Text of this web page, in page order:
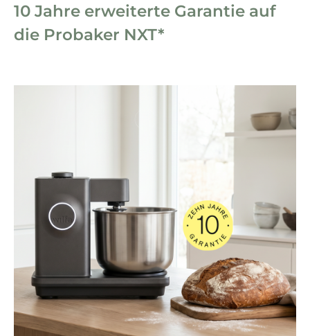
10 Jahre erweiterte Garantie auf
die Probaker NXT*